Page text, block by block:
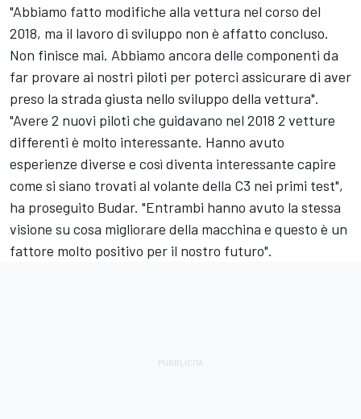
"Abbiamo fatto modifiche alla vettura nel corso del
2018, ma il lavoro di sviluppo non è affatto concluso.
Non finisce mai. Abbiamo ancora delle componenti da
far provare ai nostri piloti per poterci assicurare di aver
preso la strada giusta nello sviluppo della vettura".
"Avere 2 nuovi piloti che guidavano nel 2018 2 vetture
differenti è molto interessante. Hanno avuto
esperienze diverse e così diventa interessante capire
come si siano trovati al volante della C3 nei primi test",
ha proseguito Budar. "Entrambi hanno avuto la stessa
visione su cosa migliorare della macchina e questo è un
fattore molto positivo per il nostro futuro".